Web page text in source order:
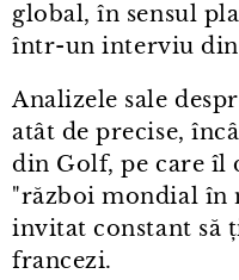
global, în sensul
într⁠-⁠un interviu din
Analizele sale
atât de precise,
din Golf, pe care îl
"război mondial în
invitat constant să
francezi.